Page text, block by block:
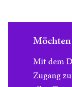
Möchten
Mit dem
Zugang